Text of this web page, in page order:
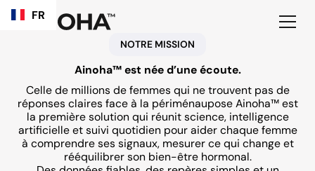
FR
NOTRE MISSION
Ainoha™ est née d’une écoute.
Celle de millions de femmes qui ne trouvent pas de
réponses claires face à la périménaupose Ainoha™ est
la première solution qui réunit science, intelligence
artificielle et suivi quotidien pour aider chaque femme
à comprendre ses signaux, mesurer ce qui change et
rééquilibrer son bien-être hormonal.